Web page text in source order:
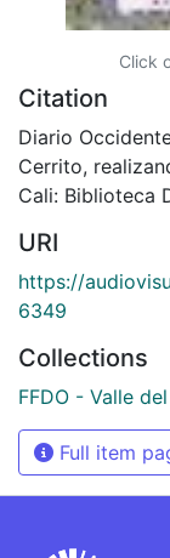
Click
Citation
Diario
Cerrito,
Cali: Biblioteca
URI
https://
6349
Collections
FFDO - Valle
Full item